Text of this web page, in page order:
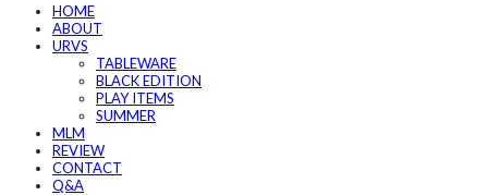
HOME
ABOUT
URVS
TABLEWARE
BLACK EDITION
PLAY ITEMS
SUMMER
MLM
REVIEW
CONTACT
Q&A